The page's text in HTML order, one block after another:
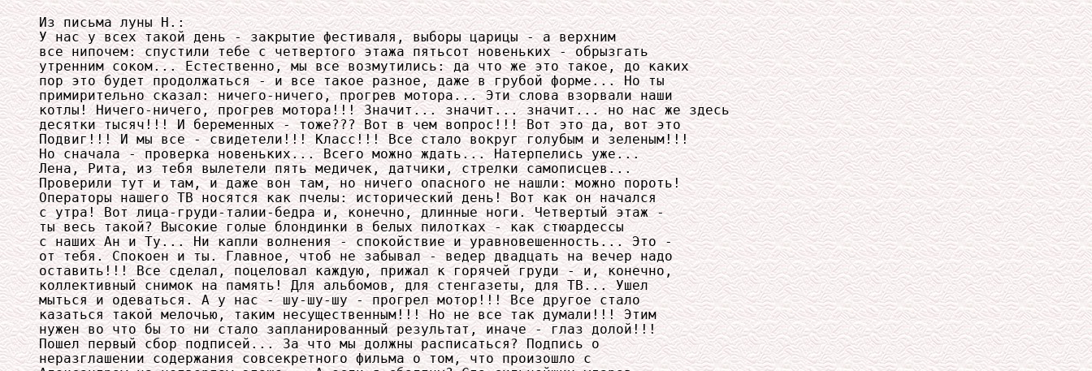
Из письма луны Н.:
У нас у всех такой день - закрытие фестиваля, выборы царицы - а верхним
все нипочем: спустили тебе с четвертого этажа пятьсот новеньких - обрызгать
утренним соком... Естественно, мы все возмутились: да что же это такое, до каких
пор это будет продолжаться - и все такое разное, даже в грубой форме... Но ты
примирительно сказал: ничего-ничего, прогрев мотора... Эти слова взорвали наши
котлы! Ничего-ничего, прогрев мотора!!! Значит... значит... значит... но нас же здесь
десятки тысяч!!! И беременных - тоже??? Вот в чем вопрос!!! Вот это да, вот это
Подвиг!!! И мы все - свидетели!!! Класс!!! Все стало вокруг голубым и зеленым!!!
Но сначала - проверка новеньких... Всего можно ждать... Натерпелись уже...
Лена, Рита, из тебя вылетели пять медичек, датчики, стрелки самописцев...
Проверили тут и там, и даже вон там, но ничего опасного не нашли: можно пороть!
Операторы нашего ТВ носятся как пчелы: исторический день! Вот как он начался
с утра! Вот лица-груди-талии-бедра и, конечно, длинные ноги. Четвертый этаж -
ты весь такой? Высокие голые блондинки в белых пилотках - как стюардессы
с наших Ан и Ту... Ни капли волнения - спокойствие и уравновешенность... Это -
от тебя. Спокоен и ты. Главное, чтоб не забывал - ведер двадцать на вечер надо
оставить!!! Все сделал, поцеловал каждую, прижал к горячей груди - и, конечно,
коллективный снимок на память! Для альбомов, для стенгазеты, для ТВ... Ушел
мыться и одеваться. А у нас - шу-шу-шу - прогрел мотор!!! Все другое стало
казаться такой мелочью, таким несущественным!!! Но не все так думали!!! Этим
нужен во что бы то ни стало запланированный результат, иначе - глаз долой!!!
Пошел первый сбор подписей... За что мы должны расписаться? Подпись о
неразглашении содержания совсекретного фильма о том, что произошло с